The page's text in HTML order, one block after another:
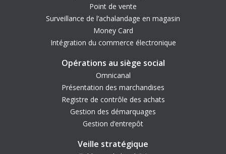
Point de vente
Surveillance de l’achalandage en magasin
Money Card
Intégration du commerce électronique
Opérations au siège social
Omnicanal
Présentation des marchandises
Registre de contrôle des achats
Gestion des démarquages
Gestion d’entrepôt
Veille stratégique